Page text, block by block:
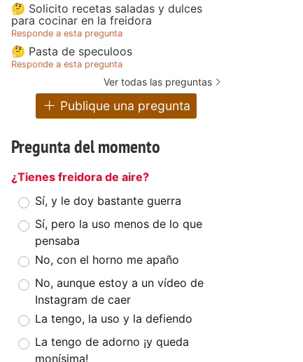
🤔 Solicito recetas saladas y dulces
para cocinar en la freidora
Responde a esta pregunta
🤔 Pasta de speculoos
Responde a esta pregunta
Ver todas las preguntas
Publique una pregunta
Pregunta del momento
¿Tienes freidora de aire?
Sí, y le doy bastante guerra
Sí, pero la uso menos de lo que
pensaba
No, con el horno me apaño
No, aunque estoy a un vídeo de
Instagram de caer
La tengo, la uso y la defiendo
La tengo de adorno ¡y queda
monísima!